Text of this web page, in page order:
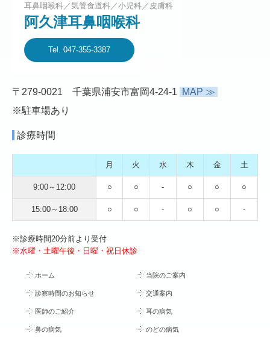
耳鼻咽喉科／気管食道科／小児科／皮膚科
阿久津耳鼻咽喉科
Tel. 047-355-3387
〒279-0021 千葉県浦安市富岡4-24-1 MAP ≫
※駐車場あり
診療時間
月 火 水 木 金 土
9:00～12:00 ○ ○ - ○ ○ ○
15:00～18:00 ○ ○ - ○ ○ -
※診療時間20分前より受付
※水曜・土曜午後・日曜・祝日休診
ホーム 当院のご案内
診察時間のお知らせ 交通案内
医師のご紹介 耳の病気
鼻の病気 のどの病気